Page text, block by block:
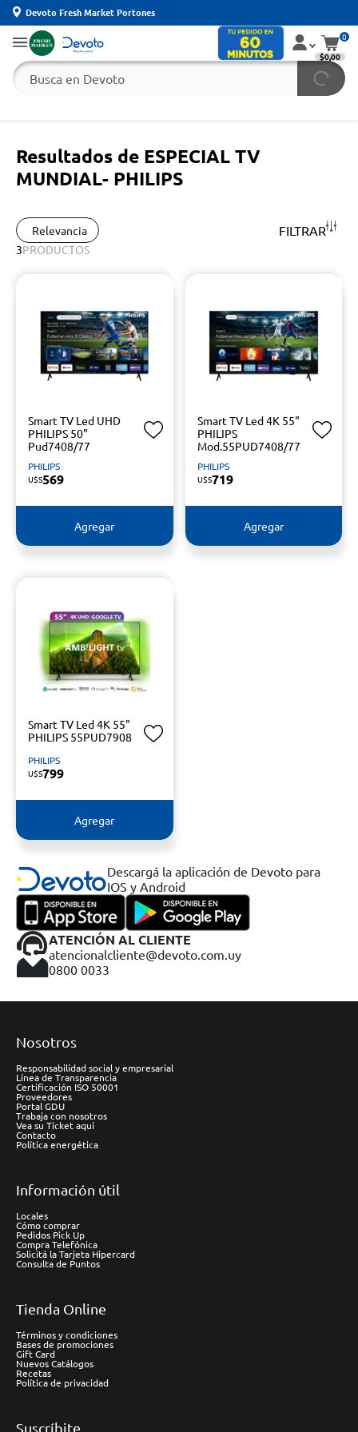
Devoto Fresh Market Portones
0
$0,00
Resultados de ESPECIAL TV
MUNDIAL- PHILIPS
Relevancia FILTRAR
3PRODUCTOS
Smart TV Led UHD
PHILIPS 50"
Pud7408/77
PHILIPS
U$S569
Agregar
Smart TV Led 4K 55"
PHILIPS
Mod.55PUD7408/77
PHILIPS
U$S719
Agregar
Smart TV Led 4K 55"
PHILIPS 55PUD7908
PHILIPS
U$S799
Agregar
Descargá la aplicación de Devoto para
IOS y Android
ATENCIÓN AL CLIENTE
atencionalcliente@devoto.com.uy
0800 0033
Nosotros
Responsabilidad social y empresarial
Línea de Transparencia
Certificación ISO 50001
Proveedores
Portal GDU
Trabaja con nosotros
Vea su Ticket aquí
Contacto
Política energética
Información útil
Locales
Cómo comprar
Pedidos Pick Up
Compra Telefónica
Solicitá la Tarjeta Hipercard
Consulta de Puntos
Tienda Online
Términos y condiciones
Bases de promociones
Gift Card
Nuevos Catálogos
Recetas
Política de privacidad
Suscríbite